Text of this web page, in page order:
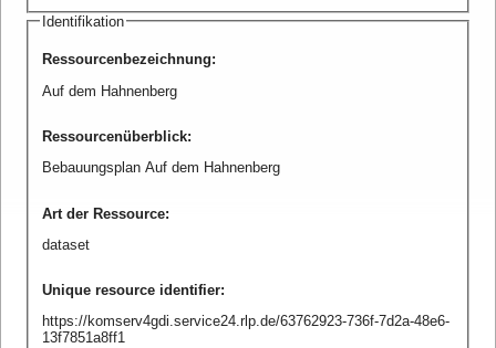
Identifikation
Ressourcenbezeichnung:
Auf dem Hahnenberg
Ressourcenüberblick:
Bebauungsplan Auf dem Hahnenberg
Art der Ressource:
dataset
Unique resource identifier:
https://komserv4gdi.service24.rlp.de/63762923-736f-7d2a-48e6-
13f7851a8ff1